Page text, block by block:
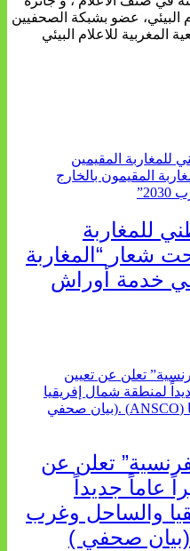
البيئي، عضو بشبكة الصحفيين
المغربية للاعلام البيئي
للمغاربة
شعار “المغاربة
في خدمة أوراش
تعلن عن
عاماً جديداً
والساحل وغرب